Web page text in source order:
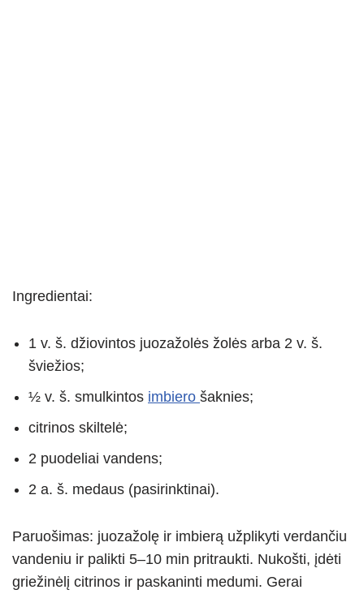
Ingredientai:
1 v. š. džiovintos juozažolės žolės arba 2 v. š.
šviežios;
½ v. š. smulkintos imbiero šaknies;
citrinos skiltelė;
2 puodeliai vandens;
2 a. š. medaus (pasirinktinai).
Paruošimas: juozažolę ir imbierą užplikyti verdančiu
vandeniu ir palikti 5–10 min pritraukti. Nukošti, įdėti
griežinėlį citrinos ir paskaninti medumi. Gerai